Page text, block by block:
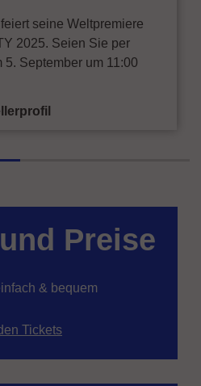
seine Weltpremiere
2025. Seien Sie per
5. September um 11:00
Preise
& bequem
Tickets